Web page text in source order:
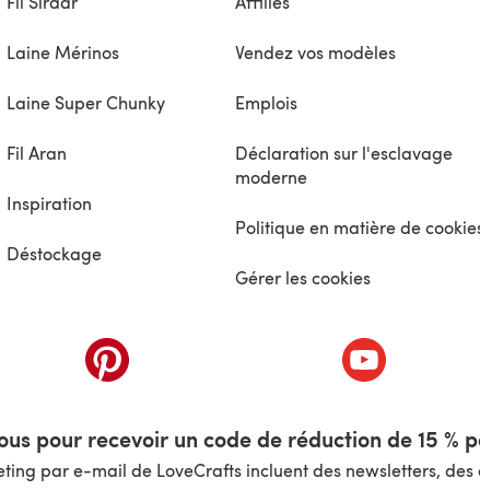
Laine Mérinos
Laine Super Chunky
Fil Aran
Inspiration
Déstockage
Vendez vos modèles
Emplois
Déclaration sur l'esclavage
moderne
Politique en matière de
Gérer les cookies
onglet) (s'ouvre dans un nouvel onglet) (s'ouvre dans
pour recevoir un code de réduction de 15 %
par e-mail de LoveCrafts incluent des newsletters,